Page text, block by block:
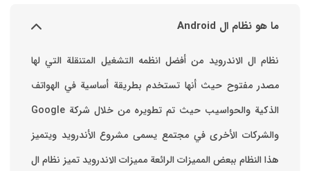
ما هو نظام ال Android
نظام ال الاندرويد من أفضل انظمه التشغيل المتنقلة التي لها
مصدر مفتوح حيث أنها تستخدم بطريقة أساسية في الهواتف
والشركات الأخرى في مجتمع يسمى مشروع الأندرويد ويتميز
هذا النظام ببعض المميزات الرائعة ‏مميزات الاندرويد ‏تميز نظام ال